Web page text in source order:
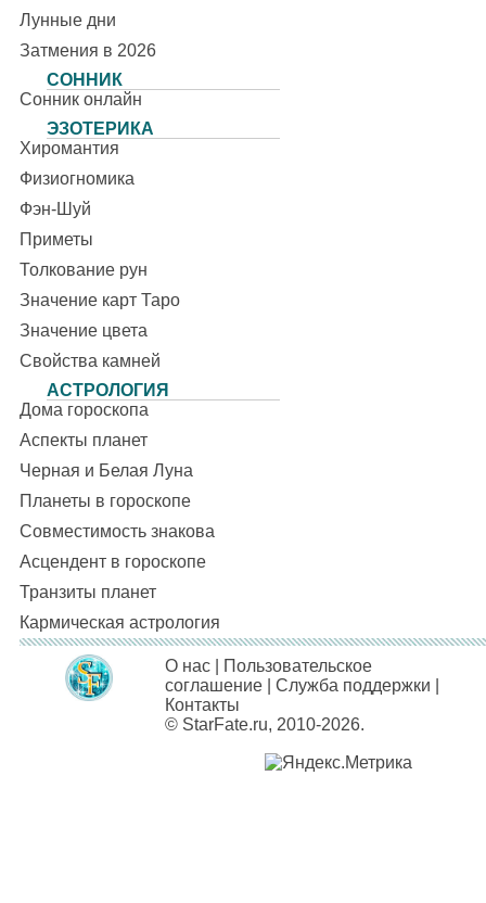
Лунные дни
Затмения в 2026
СОННИК
Сонник онлайн
ЭЗОТЕРИКА
Хиромантия
Физиогномика
Фэн-Шуй
Приметы
Толкование рун
Значение карт Таро
Значение цвета
Свойства камней
АСТРОЛОГИЯ
Дома гороскопа
Аспекты планет
Черная и Белая Луна
Планеты в гороскопе
Совместимость знакова
Асцендент в гороскопе
Транзиты планет
Кармическая астрология
О нас
Пользовательское
соглашение |Служба поддержки
Контакты
© StarFate.ru, 2010-2026.